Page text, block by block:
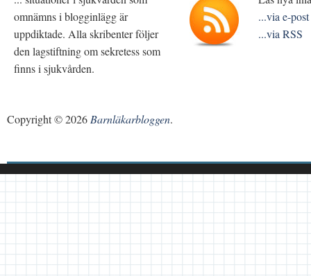
omnämns i blogginlägg är
uppdiktade. Alla skribenter följer
den lagstiftning om sekretess som
finns i sjukvården.
...via e-post
...via RSS
Copyright © 2026 Barnläkarbloggen.